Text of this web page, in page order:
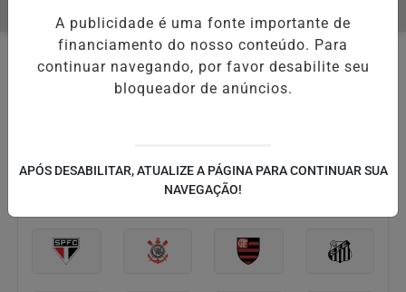
DEIXA DE FIGURAR ENTRE AS CINCO CIDADES MAIS VIOLENTAS
EM ALTA
MENU
EMFUTEBOL SANTOS
SÉRIE B EUROPA
A publicidade é uma fonte importante de
financiamento do nosso conteúdo. Para
continuar navegando, por favor desabilite seu
bloqueador de anúncios.
APÓS DESABILITAR, ATUALIZE A PÁGINA PARA CONTINUAR SUA
NAVEGAÇÃO!